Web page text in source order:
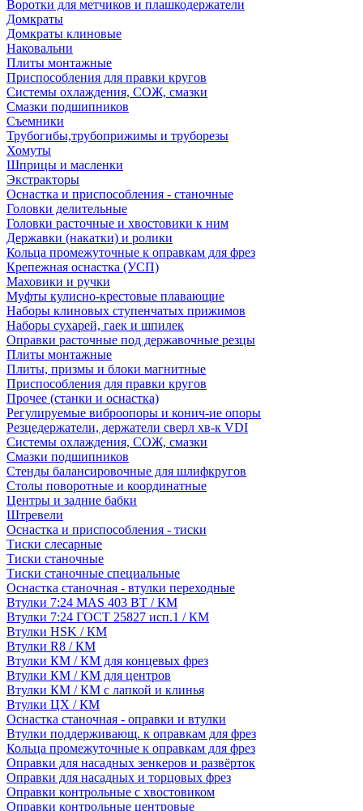
Воротки для метчиков и плашкодержатели
Домкраты
Домкраты клиновые
Наковальни
Плиты монтажные
Приспособления для правки кругов
Системы охлаждения, СОЖ, смазки
Смазки подшипников
Съемники
Трубогибы,трубоприжимы и труборезы
Хомуты
Шприцы и масленки
Экстракторы
Оснастка и приспособления - станочные
Головки делительные
Головки расточные и хвостовики к ним
Державки (накатки) и ролики
Кольца промежуточные к оправкам для фрез
Крепежная оснастка (УСП)
Маховики и ручки
Муфты кулисно-крестовые плавающие
Наборы клиновых ступенчатых прижимов
Наборы сухарей, гаек и шпилек
Оправки расточные под державочные резцы
Плиты монтажные
Плиты, призмы и блоки магнитные
Приспособления для правки кругов
Прочее (станки и оснастка)
Регулируемые виброопоры и конич-ие опоры
Резцедержатели, держатели сверл хв-к VDI
Системы охлаждения, СОЖ, смазки
Смазки подшипников
Стенды балансировочные для шлифкругов
Столы поворотные и координатные
Центры и задние бабки
Штревели
Оснастка и приспособления - тиски
Тиски слесарные
Тиски станочные
Тиски станочные специальные
Оснастка станочная - втулки переходные
Втулки 7:24 MAS 403 BT / КМ
Втулки 7:24 ГОСТ 25827 исп.1 / КМ
Втулки HSK / КМ
Втулки R8 / КМ
Втулки КМ / КМ для концевых фрез
Втулки КМ / КМ для центров
Втулки КМ / КМ с лапкой и клинья
Втулки ЦХ / КМ
Оснастка станочная - оправки и втулки
Втулки поддерживающ. к оправкам для фрез
Кольца промежуточные к оправкам для фрез
Оправки для насадных зенкеров и развёрток
Оправки для насадных и торцовых фрез
Оправки контрольные с хвостовиком
Оправки контрольные центровые